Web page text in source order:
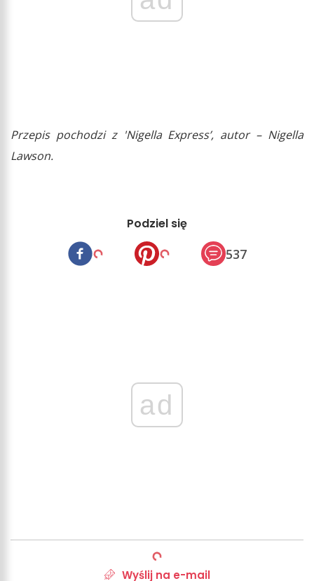
Przepis pochodzi z 'Nigella Express’, autor – Nigella
Lawson.
Podziel się
537
ad
Wyślij na e-mail